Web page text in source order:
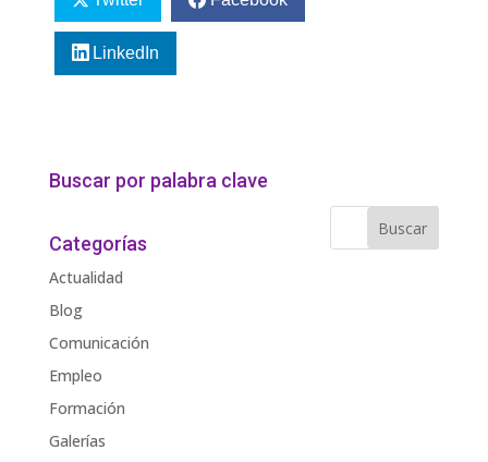
LinkedIn
Buscar por palabra clave
Categorías
Actualidad
Blog
Comunicación
Empleo
Formación
Galerías